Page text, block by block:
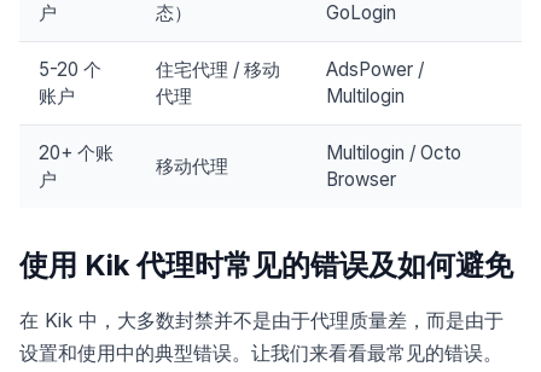
户
态）
GoLogin
5-20 个
账户
住宅代理 / 移动
代理
AdsPower /
Multilogin
20+ 个账
户
移动代理
Multilogin / Octo
Browser
使用 Kik 代理时常见的错误及如何避免
在 Kik 中，大多数封禁并不是由于代理质量差，而是由于
设置和使用中的典型错误。让我们来看看最常见的错误。